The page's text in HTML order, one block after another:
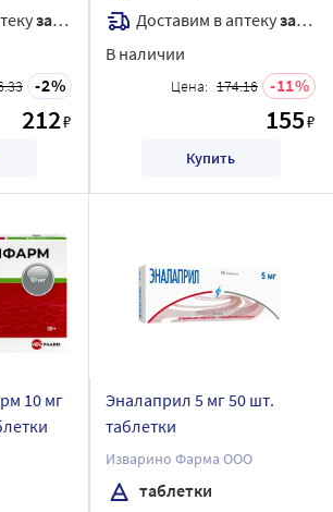
завтра
2
212₽
Доставим в аптекузавтра
В наличии
Цена: 174.16 11
155₽
Купить
10 мг
Эналаприл 5 мг 50 шт.
таблетки
Изварино Фарма ООО
таблетки